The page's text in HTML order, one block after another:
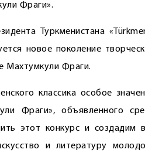
Фраги».
Туркменистана
новое поколение
Махтумкули Фраги.
классика особое
Фраги», объявленного
этот конкурс и создадим
и литературу